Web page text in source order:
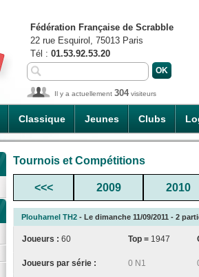
Classique Jeunes Clubs
Fédération Française de Scrabble
22 rue Esquirol, 75013 Paris
Tél : 01.53.92.53.20
Il y a actuellement 304visiteurs
Tournois et Compétitions
<<< 2009 2010
Plouharnel TH2 - Le dimanche 11/09/2011 - 2
Joueurs : 60 Top = 1947
Joueurs par série : 0 N1